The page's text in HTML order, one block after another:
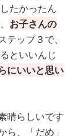
たかったん
お子さんの
テップ３で、
といいんじ
にいいと思い
晴らしいです
、「だめ」